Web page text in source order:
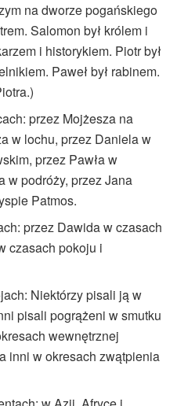
na dworze pogańskiego
Salomon był królem i
i historykiem. Piotr był
Paweł był rabinem.
przez Mojżesza na
w lochu, przez Daniela w
przez Pawła w
w podróży, przez Jana
Patmos.
przez Dawida w czasach
czasach pokoju i
Niektórzy pisali ją w
pisali pogrążeni w smutku
wewnętrznej
inni w okresach zwątpienia